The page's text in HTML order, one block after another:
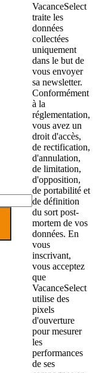
VacanceSelect
traite les
données
collectées
uniquement
dans le but de
vous envoyer
sa newsletter.
Conformément
à la
réglementation,
vous avez un
droit d'accès,
de rectification,
d'annulation,
de limitation,
d'opposition,
de portabilité et
de définition
du sort post-
mortem de vos
données. En
vous
inscrivant,
vous acceptez
que
VacanceSelect
utilise des
pixels
d'ouverture
pour mesurer
les
performances
de ses